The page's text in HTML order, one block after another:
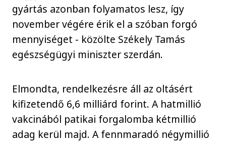
gyártás azonban folyamatos lesz, így
november végére érik el a szóban forgó
mennyiséget - közölte Székely Tamás
egészségügyi miniszter szerdán.
Elmondta, rendelkezésre áll az oltásért
kifizetendő 6,6 milliárd forint. A hatmillió
vakcinából patikai forgalomba kétmillió
adag kerül majd. A fennmaradó négymillió